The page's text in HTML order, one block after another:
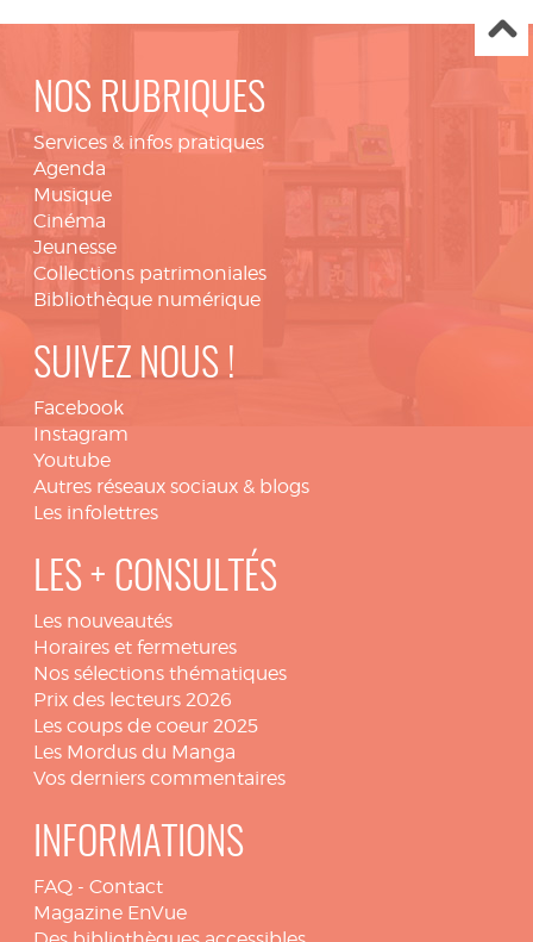
NOS RUBRIQUES
Services & infos pratiques
Agenda
Musique
Cinéma
Jeunesse
Collections patrimoniales
Bibliothèque numérique
SUIVEZ NOUS !
Facebook
Instagram
Youtube
Autres réseaux sociaux & blogs
Les infolettres
LES + CONSULTÉS
Les nouveautés
Horaires et fermetures
Nos sélections thématiques
Prix des lecteurs 2026
Les coups de coeur 2025
Les Mordus du Manga
Vos derniers commentaires
INFORMATIONS
FAQ - Contact
Magazine EnVue